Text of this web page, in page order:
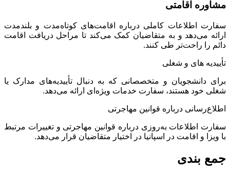
مشاوره اقامتی
سفارت اطلاعات کاملی درباره اقامت‌های کوتاه‌مدت و بلندمدت
ارائه می‌دهد و به متقاضیان کمک می‌کند تا مراحل دریافت اقامت
دائم را راحت‌تر طی کنند.
تأییدیه های و شغلی
برای دانشجویان و متخصصانی که به دنبال تأییدیه‌های مدارک یا
شغلی خود هستند، سفارت خدمات ویژه‌ای ارائه می‌دهد.
اطلاع‌رسانی درباره قوانین مهاجرتی
سفارت اطلاعات به‌روزی درباره قوانین مهاجرتی و تغییرات مرتبط
با ویزا و اقامت در اسپانیا در اختیار متقاضیان قرار می‌دهد.
جمع بندی